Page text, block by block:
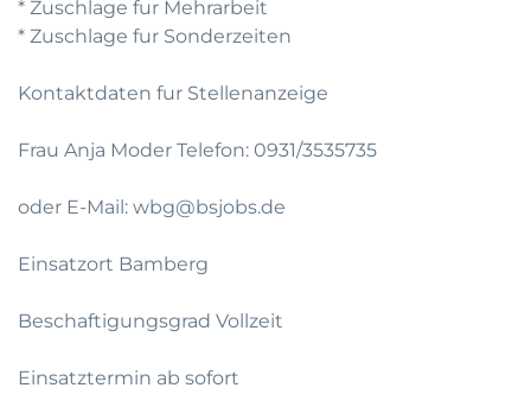
* Zuschlage fur Mehrarbeit
* Zuschlage fur Sonderzeiten
Kontaktdaten fur Stellenanzeige
Frau Anja Moder Telefon: 0931/3535735
oder E-Mail: wbg@bsjobs.de
Einsatzort Bamberg
Beschaftigungsgrad Vollzeit
Einsatztermin ab sofort